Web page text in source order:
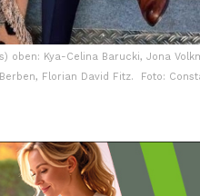
oben: Kya-Celina Barucki, Jona
Florian David Fitz. Foto: